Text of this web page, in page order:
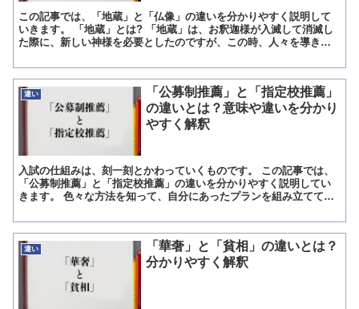
この記事では、「地蔵」と「仏像」の違いを分かりやすく説明して
いきます。 「地蔵」とは? 「地蔵」は、お釈迦様が入滅して消滅し
た際に、新しい神様を必要としたのですが、この時、人々を導き
違い
「公募制推薦」と「指定校推薦」
の違いとは？意味や違いを分かり
やすく解釈
入試の仕組みは、刻一刻とかわっていくものです。 この記事では、
「公募制推薦」と「指定校推薦」の違いを分かりやすく説明してい
きます。 色々な方法を知って、自分にあったプランを組み立ててい
違い
「華奢」と「貧相」の違いとは？
分かりやすく解釈